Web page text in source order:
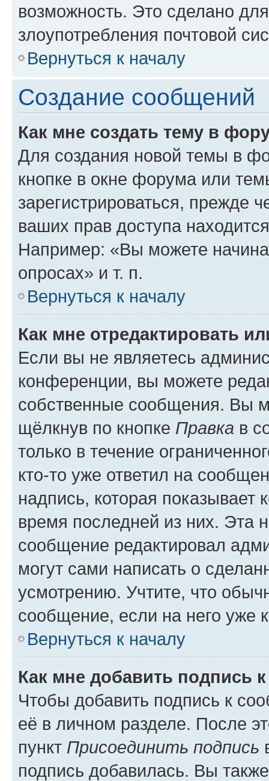
возможность. Это сделано
злоупотребления почтовой
Вернуться к началу
Создание сообщений
Как мне создать тему в
Для создания новой темы в
кнопке в окне форума или
зарегистрироваться, прежде
ваших прав доступа
Например: «Вы можете
опросах» и т. п.
Вернуться к началу
Как мне отредактировать
Если вы не являетесь
конференции, вы можете
собственные сообщения. Вы
щёлкнув по кнопке Правка в
только в течение
кто-то уже ответил на
надпись, которая показывает
время последней из них. Эта
сообщение редактировал
могут сами написать о
усмотрению. Учтите, что
сообщение, если на него уже
Вернуться к началу
Как мне добавить подпись
Чтобы добавить подпись к
её в личном разделе. После
пункт Присоединить подпись
подпись добавилась. Вы